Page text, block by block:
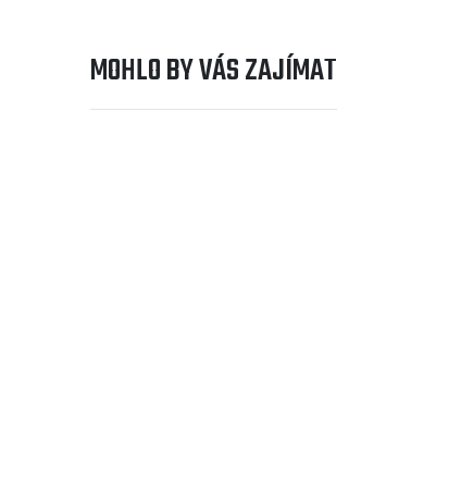
MOHLO BY VÁS ZAJÍMAT